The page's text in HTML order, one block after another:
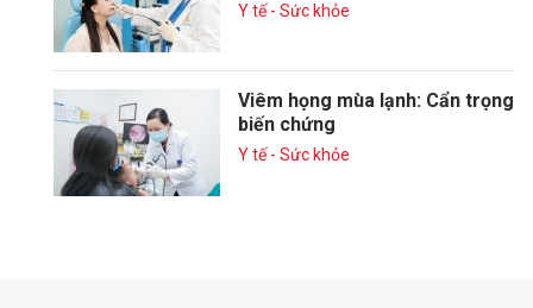
Y tế - Sức khỏe
Viêm họng mùa lạnh: Cẩn trọng
biến chứng
Y tế - Sức khỏe